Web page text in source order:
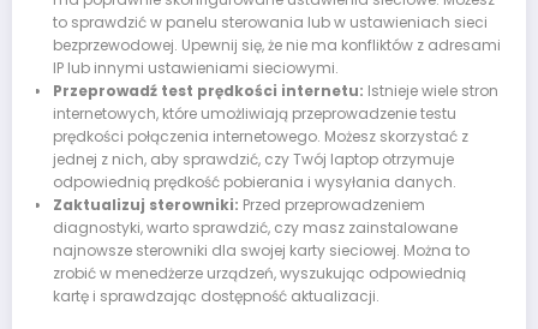
to sprawdzić w panelu sterowania lub w ustawieniach sieci
bezprzewodowej. Upewnij się, że nie ma konfliktów z adresami
IP lub innymi ustawieniami sieciowymi.
Przeprowadź test prędkości internetu: Istnieje wiele stron
internetowych, które umożliwiają przeprowadzenie testu
prędkości połączenia internetowego. Możesz skorzystać z
jednej z nich, aby sprawdzić, czy Twój laptop otrzymuje
odpowiednią prędkość pobierania i wysyłania danych.
Zaktualizuj sterowniki: Przed przeprowadzeniem
diagnostyki, warto sprawdzić, czy masz zainstalowane
najnowsze sterowniki dla swojej karty sieciowej. Można to
zrobić w menedżerze urządzeń, wyszukując odpowiednią
kartę i sprawdzając dostępność aktualizacji.